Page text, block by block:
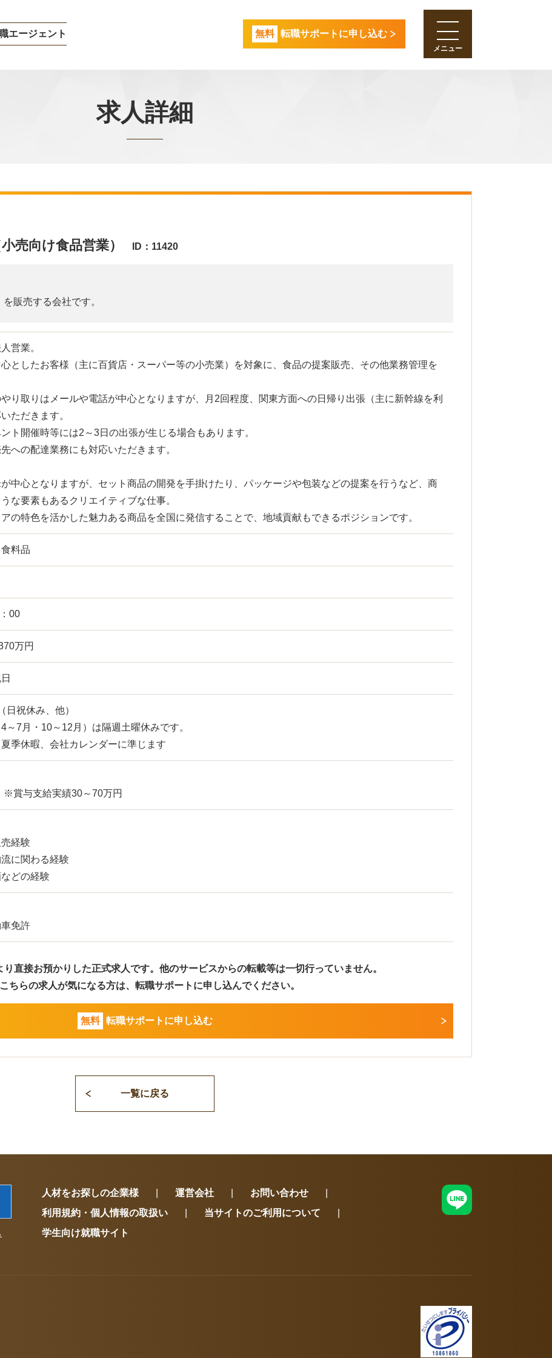
エージェント 無料 転職サポートに申し込む
求人詳細
売向け食品営業） ID：11420
販売する会社です。
営業。
としたお客様（主に百貨店・スーパー等の小売業）を対象に、食品の提案販売、その他業務管理を
り取りはメールや電話が中心となりますが、月2回程度、関東方面への日帰り出張（主に新幹線を利
ただきます。
ト開催時等には2～3日の出張が生じる場合もあります。
への配達業務にも対応いただきます。
中心となりますが、セット商品の開発を手掛けたり、パッケージや包装などの提案を行うなど、商
な要素もあるクリエイティブな仕事。
の特色を活かした魅力ある商品を全国に発信することで、地域貢献もできるポジションです。
料品
00
万円
日祝休み、他）
～7月・10～12月）は隔週土曜休みです。
季休暇、会社カレンダーに準じます
※賞与支給実績30～70万円
売経験
流に関わる経験
などの経験
車免許
直接お預かりした正式求人です。 他のサービスからの転載等は一切行っていません。
ちらの求人が気になる方は、 転職サポートに申し込んでください。
無料 転職サポートに申し込む
一覧に戻る
人材をお探しの企業様 運営会社
お問い合わせ
利用規約・個人情報の取扱い
当サイトのご利用について
学生向け就職サイト